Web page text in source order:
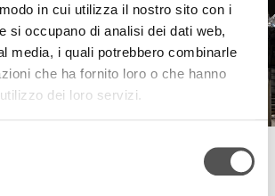
in cui utilizza il nostro sito con i
si occupano di analisi dei dati web,
media, i quali potrebbero combinarle
che ha fornito loro o che hanno
dei loro servizi.